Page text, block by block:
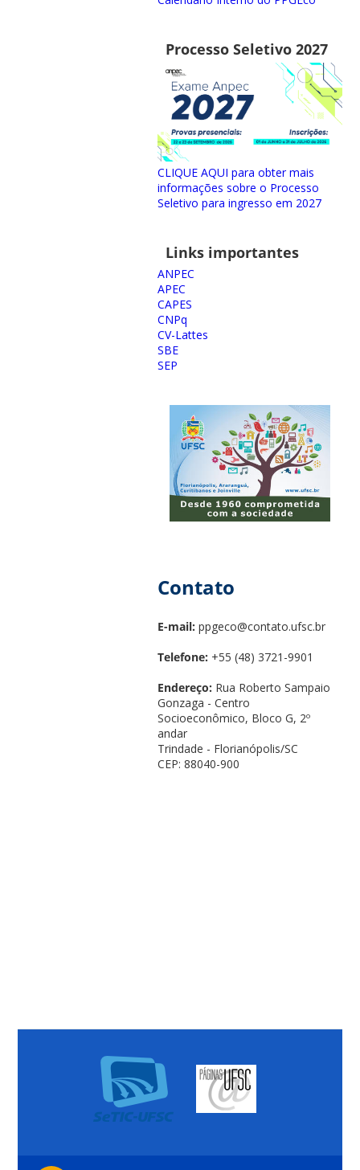
Processo Seletivo 2027
CLIQUE AQUI para obter mais
informações sobre o Processo
Seletivo para ingresso em 2027
Links importantes
ANPEC
APEC
CAPES
CNPq
CV-Lattes
SBE
SEP
Contato
E-mail: ppgeco@contato.ufsc.br
Telefone: +55 (48) 3721-9901
Endereço: Rua Roberto Sampaio
Gonzaga - Centro
Socioeconômico, Bloco G, 2º
andar
Trindade - Florianópolis/SC
CEP: 88040-900